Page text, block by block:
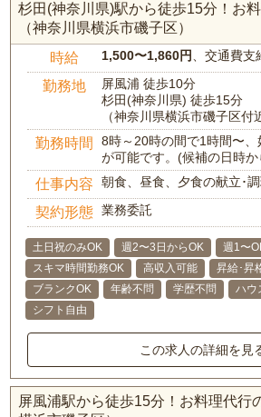
杉田(神奈川県)駅から徒歩15分！お
（神奈川県横浜市磯子区）
時給 1,500〜1,860円、交通費支
勤務地
屏風浦 徒歩10分
杉田(神奈川県) 徒歩15分
（神奈川県横浜市磯子区付
勤務時間
8時～20時の間で1時間〜、
が可能です。(候補の日時か
仕事内容 朝食、昼食、夕食の献立･
契約形態 業務委託
土日祝のみOK 週2〜3日からOK
週1〜
スキマ時間勤務OK
高収入可能 昇給･昇
ブランクOK
年齢不問 学歴不問
ハウ
シフト自由
この求人の詳細を見
屏風浦駅から徒歩15分！お料理代行